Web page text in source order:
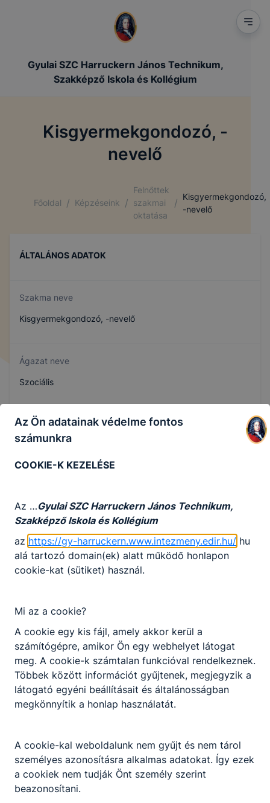
Gyulai SZC Harruckern János Technikum,
Szakképző Iskola és Kollégium
Kisgyermekgondozó, -
nevelő
Főoldal / Képzéseink /
Felnőttek
szakmai
oktatása
/
Kisgyermekgondozó,
-nevelő
ÁLTALÁNOS ADATOK
Szakma neve
Kisgyermekgondozó, -nevelő
Ágazat neve
Szociális
Szakmajegyzék száma
509222202
5 év
Választható szakmairányok:
Nem válaszható
KKK/PTT
KKK letöltése (pdf)
PTT letöltése (pdf)
Okleveles technikusképzés
Nem
Előjelentkezés
technikus szintű szakképzettség megszerzésével
zárul. A kisgyermekgondozó, -nevelő feladata
elsősorban a gyermekek napközbeni ellátási
formáiban (bölcsőde, mini bölcsőde, családi
bölcsőde, munkahelyi bölcsőde, alternatív
napközbeni ellátás, napközbeni
gyermekfelügyelet) és egyéb gyermekjóléti és
Ajánlott minden fiatal számára, aki türelemmel és
szeretettel fordul a gyermekek felé, ért a
nyelvükön, valamint elhivatottságot érez
magában, hogy kisgyermekekkel foglalkozzon.
Az Ön adatainak védelme fontos
számunkra
COOKIE-K KEZELÉSE
Az …Gyulai SZC Harruckern János Technikum,
Szakképző Iskola és Kollégium
az https://gy-harruckern.www.intezmeny.edir.hu/ hu
alá tartozó domain(ek) alatt működő honlapon
cookie-kat (sütiket) használ.
Mi az a cookie?
A cookie egy kis fájl, amely akkor kerül a
számítógépre, amikor Ön egy webhelyet látogat
meg. A cookie-k számtalan funkcióval rendelkeznek.
Többek között információt gyűjtenek, megjegyzik a
látogató egyéni beállításait és általánosságban
megkönnyítik a honlap használatát.
A cookie-kal weboldalunk nem gyűjt és nem tárol
személyes azonosításra alkalmas adatokat. Így ezek
a cookiek nem tudják Önt személy szerint
beazonosítani.